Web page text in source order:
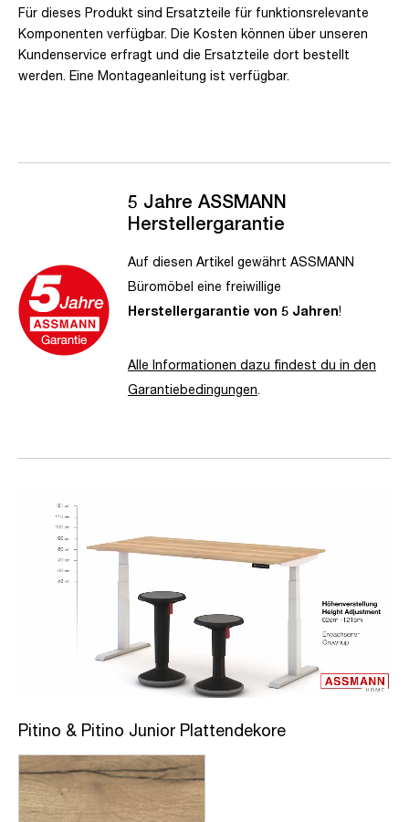
Für dieses Produkt sind Ersatzteile für funktionsrelevante
Komponenten verfügbar. Die Kosten können über unseren
Kundenservice erfragt und die Ersatzteile dort bestellt
werden. Eine Montageanleitung ist verfügbar.
5 Jahre ASSMANN
Herstellergarantie
Auf diesen Artikel gewährt ASSMANN
Büromöbel eine freiwillige
Herstellergarantie von 5 Jahren!
Alle Informationen dazu findest du in den
Garantiebedingungen.
Pitino & Pitino Junior Plattendekore